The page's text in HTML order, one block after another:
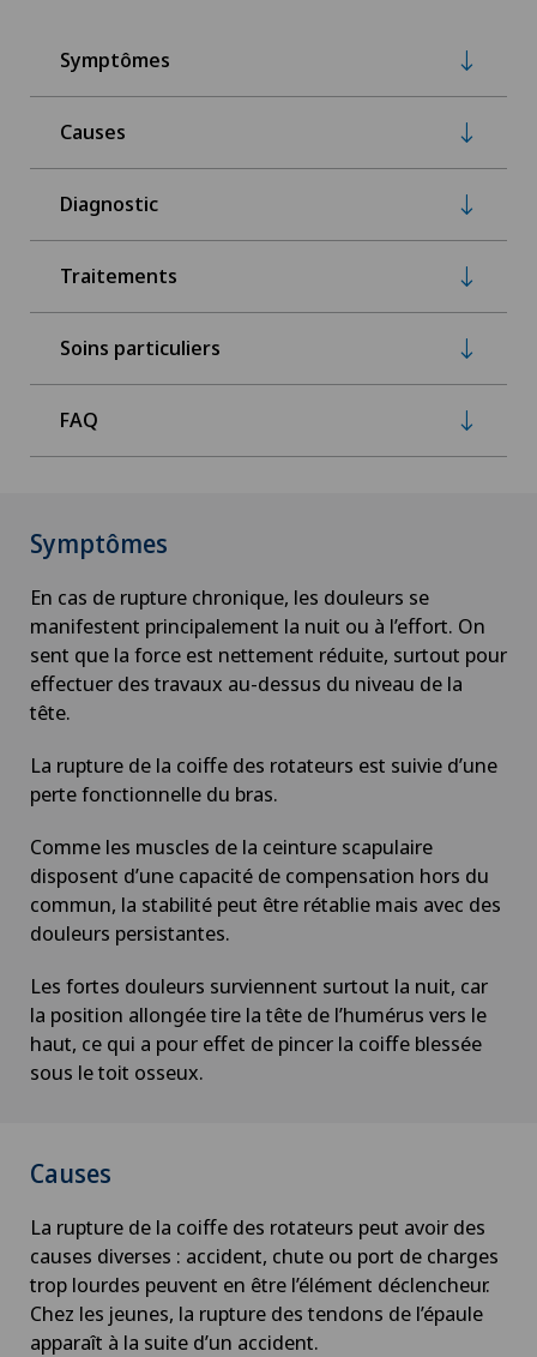
Symptômes
Causes
Diagnostic
Traitements
Soins particuliers
FAQ
Symptômes
En cas de rupture chronique, les douleurs se
manifestent principalement la nuit ou à l’effort. On
sent que la force est nettement réduite, surtout pour
effectuer des travaux au-dessus du niveau de la
tête.
La rupture de la coiffe des rotateurs est suivie d’une
perte fonctionnelle du bras.
Comme les muscles de la ceinture scapulaire
disposent d’une capacité de compensation hors du
commun, la stabilité peut être rétablie mais avec des
douleurs persistantes.
Les fortes douleurs surviennent surtout la nuit, car
la position allongée tire la tête de l’humérus vers le
haut, ce qui a pour effet de pincer la coiffe blessée
sous le toit osseux.
Causes
La rupture de la coiffe des rotateurs peut avoir des
causes diverses : accident, chute ou port de charges
trop lourdes peuvent en être l’élément déclencheur.
Chez les jeunes, la rupture des tendons de l’épaule
apparaît à la suite d’un accident.